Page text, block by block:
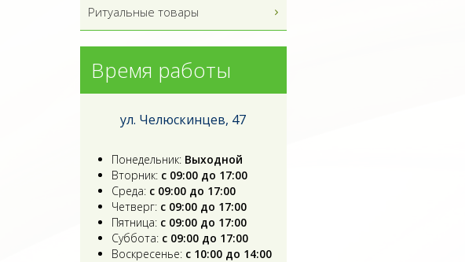
Ритуальные товары
Время работы
ул. Челюскинцев, 47
Понедельник: Выходной
Вторник: с 09:00 до 17:00
Среда: с 09:00 до 17:00
Четверг: с 09:00 до 17:00
Пятница: с 09:00 до 17:00
Суббота: с 09:00 до 17:00
Воскресенье: с 10:00 до 14:00